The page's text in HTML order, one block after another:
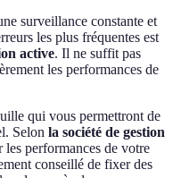
surveillance constante et
les plus fréquentes est
active. Il ne suffit pas
les performances de
qui vous permettront de
Selon la société de gestion
performances de votre
conseillé de fixer des